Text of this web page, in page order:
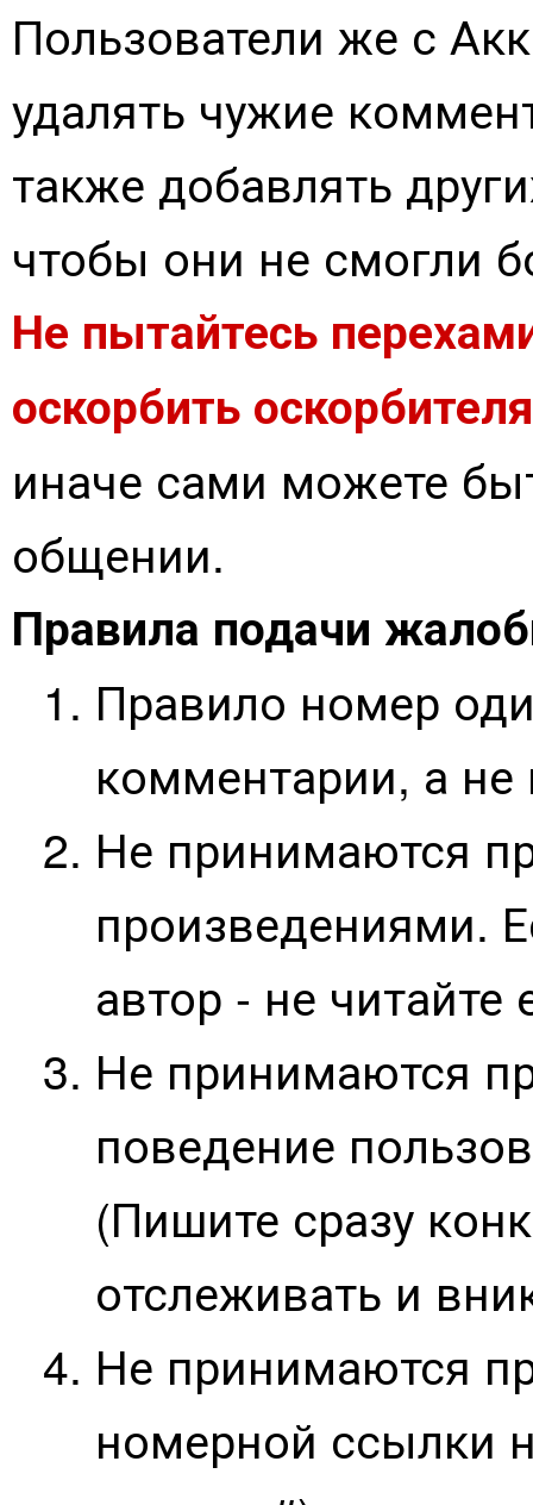
Пользователи же с
удалять чужие
также добавлять
чтобы они не смогли
Не пытайтесь
оскорбить
иначе сами можете
общении.
Правила подачи
Правило номер
комментарии, а
Не принимаются
произведениями.
автор - не
Не принимаются
поведение
(Пишите сразу
отслеживать и
Не принимаются
номерной ссылки